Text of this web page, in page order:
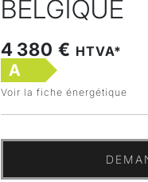
BELGIQUE
4 380 € HTVA*
A
Voir la fiche énergétique